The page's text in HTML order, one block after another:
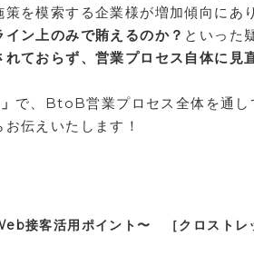
を模索する企業様が増加傾向にあ
ン上のみで賄えるのか？ といった
ておらず、営業プロセス自体に見
で、BtoB営業プロセス全体を通し
伝えいたします！
接客活用ポイント〜 ［クロストレ